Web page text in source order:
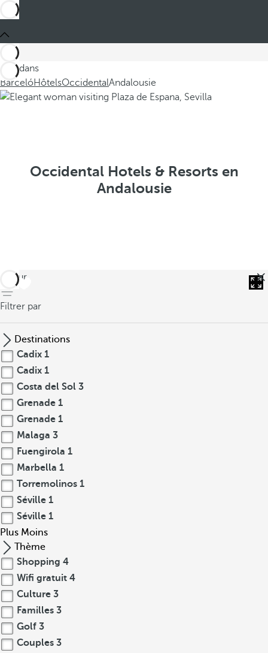
Ces dans
BarcelóHôtelsOccidentalAndalousie
Occidental Hotels & Resorts en
Andalousie
retour
Filtrer par
Destinations
Cadix 1
Cadix 1
Costa del Sol 3
Grenade 1
Grenade 1
Malaga 3
Fuengirola 1
Marbella 1
Torremolinos 1
Séville 1
Séville 1
Plus Moins
Thème
Shopping 4
Wifi gratuit 4
Culture 3
Familles 3
Golf 3
Couples 3